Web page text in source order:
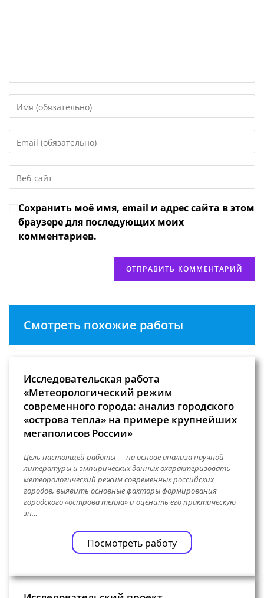
свое
или
имя
чтобы
прокомментировать
свой
адрес,
чтобы
URL
веб-
сайта
(необязательно)
Сохранить моё имя, email и адрес сайта в этом
браузере для последующих моих
комментариев.
Смотреть похожие работы
Исследовательская работа
«Метеорологический режим
современного города: анализ городского
«острова тепла» на примере крупнейших
мегаполисов России»
Цель настоящей работы — на основе анализа научной
литературы и эмпирических данных охарактеризовать
метеорологический режим современных российских
городов, выявить основные факторы формирования
городского «острова тепла» и оценить его практическую
зн…
Посмотреть работу